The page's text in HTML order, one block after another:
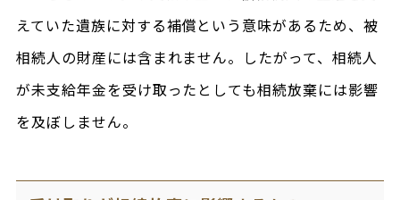
えていた遺族に対する補償という意味があるため、被
相続人の財産には含まれません。したがって、相続人
が未支給年金を受け取ったとしても相続放棄には影響
を及ぼしません。